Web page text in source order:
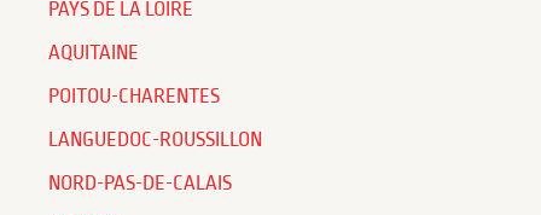
PAYS DE LA LOIRE
AQUITAINE
POITOU-CHARENTES
LANGUEDOC-ROUSSILLON
NORD-PAS-DE-CALAIS